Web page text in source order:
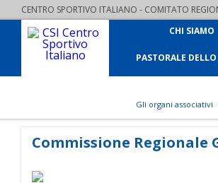
CENTRO SPORTIVO ITALIANO - COMITATO
CHI SIAMO
PASTORALE
Gli organi associativi
Commissione Regionale